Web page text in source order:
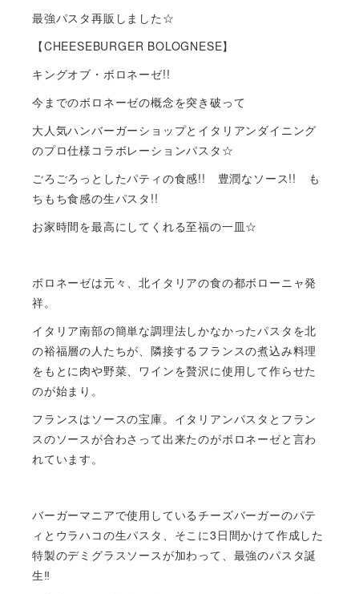
最強パスタ再販しました☆
【CHEESEBURGER BOLOGNESE】
キングオブ・ボロネーゼ!!
今までのボロネーゼの概念を突き破って
大人気ハンバーガーショップとイタリアンダイニング
のプロ仕様コラボレーションパスタ☆
ごろごろっとしたパティの食感!! 豊潤なソース!! も
ちもち食感の生パスタ!!
お家時間を最高にしてくれる至福の一皿☆
ボロネーゼは元々、北イタリアの食の都ボローニャ発
祥。
イタリア南部の簡単な調理法しかなかったパスタを北
の裕福層の人たちが、隣接するフランスの煮込み料理
をもとに肉や野菜、ワインを贅沢に使用して作らせた
のが始まり。
フランスはソースの宝庫。イタリアンパスタとフラン
スのソースが合わさって出来たのがボロネーゼと言わ
れています。
バーガーマニアで使用しているチーズバーガーのパテ
ィとウラハコの生パスタ、そこに3日間かけて作成した
特製のデミグラスソースが加わって、最強のパスタ誕
生‼︎